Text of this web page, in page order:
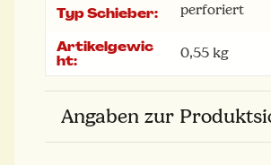
Typ Schieber: perforiert
Artikelgewic
ht:
0,55 kg
Angaben zur